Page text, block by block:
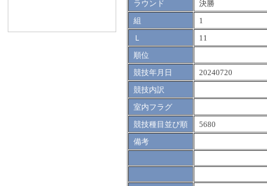
ラウンド
決勝
組
1
Ｌ
11
順位
競技年月日
20240720
競技内訳
室内フラグ
競技種目並び順
5680
備考